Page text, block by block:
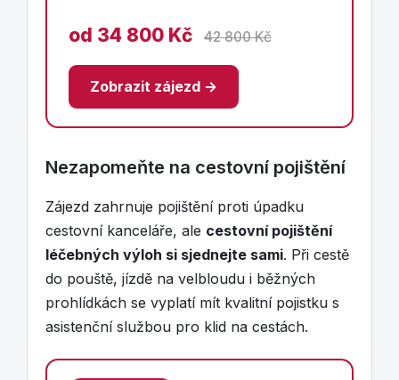
od 34 800 Kč 42 800 Kč
Zobrazit zájezd →
Nezapomeňte na cestovní pojištění
Zájezd zahrnuje pojištění proti úpadku
cestovní kanceláře, ale cestovní pojištění
léčebných výloh si sjednejte sami. Při cestě
do pouště, jízdě na velbloudu i běžných
prohlídkách se vyplatí mít kvalitní pojistku s
asistenční službou pro klid na cestách.